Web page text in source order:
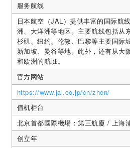
服务航线
日本航空（JAL）提供丰富的国际航
洲、大洋洲等地区。主要航线包括从
杉矶、纽约、伦敦、巴黎等主要国际
新加坡、曼谷等地。此外，还有从大
和欧洲的航班​。
官方网站
https://www.jal.co.jp/cn/zhcn/
值机柜台
北京首都國際機場：第三航廈 / 上海
创立年